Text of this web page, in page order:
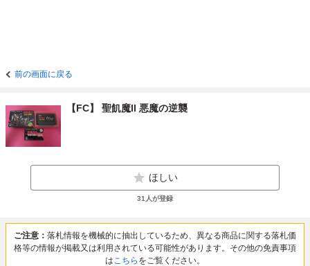
前の画面に戻る
【FC】 聖飢魔II 悪魔の逆襲
ほしい
31 人が登録
ご注意： 落札情報を機械的に抽出しているため、異なる商品に関する落札価
格等の情報が掲載又は利用されている可能性があります。その他の免責事項
はこちら をご覧ください。